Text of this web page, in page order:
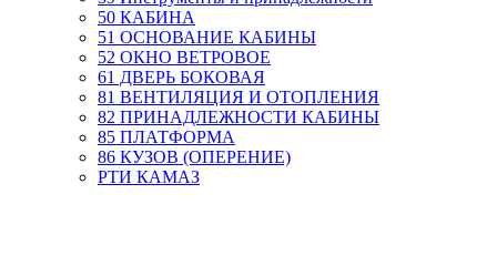
50 КАБИНА
51 ОСНОВАНИЕ КАБИНЫ
52 ОКНО ВЕТРОВОЕ
61 ДВЕРЬ БОКОВАЯ
81 ВЕНТИЛЯЦИЯ И ОТОПЛЕНИЯ
82 ПРИНАДЛЕЖНОСТИ КАБИНЫ
85 ПЛАТФОРМА
86 КУЗОВ (ОПЕРЕНИЕ)
РТИ КАМАЗ